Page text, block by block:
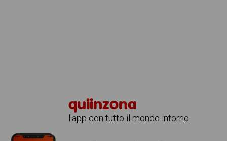
quiinzona
l'app con tutto il mondo intorno